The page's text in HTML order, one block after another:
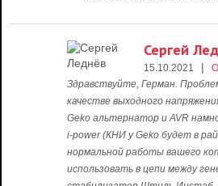
Сергей
15.10.2021 |
Здравствуйте, Герман.
качестве выходного
Geko альтернатор и AVR
i-power (КНИ у Geko будет в
нормальной работы вашего
использовать в цепи между